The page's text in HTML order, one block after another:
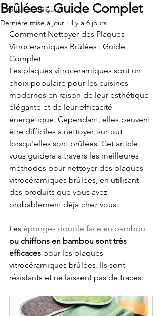
Guide d'utilisation
Brûlées : Guide Complet
Dernière mise à jour : il y a 6 jours
Comment Nettoyer des Plaques
Vitrocéramiques Brûlées : Guide
Complet
Les plaques vitrocéramiques sont un
choix populaire pour les cuisines
modernes en raison de leur esthétique
élégante et de leur efficacité
énergétique. Cependant, elles peuvent
être difficiles à nettoyer, surtout
lorsqu'elles sont brûlées. Cet article
vous guidera à travers les meilleures
méthodes pour nettoyer des plaques
vitrocéramiques brûlées, en utilisant
des produits que vous avez
probablement déjà chez vous.
Les éponges double face en bambou
ou chiffons en bambou sont très
efficaces pour les plaques
vitrocéramiques brûlées. Ils sont
résistants et ne laissent pas de traces.